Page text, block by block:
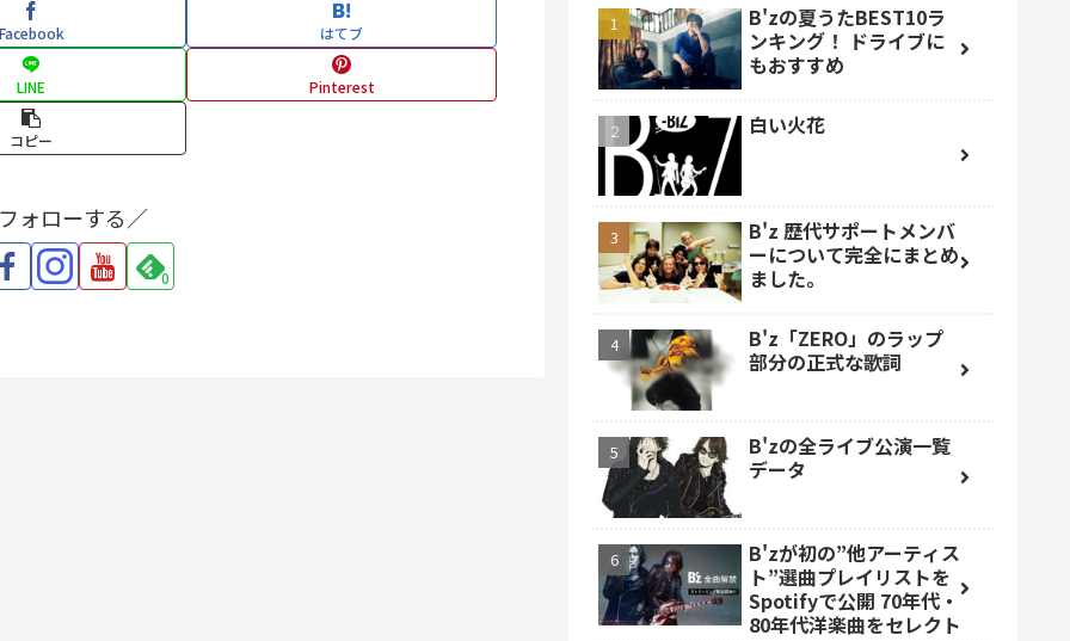
はてブ
LINE Pinterest
コピー
ォローする／
0
B'zの夏うたBEST10ラ
ンキング！ ドライブに
もおすすめ
白い火花
B'z 歴代サポートメンバ
ーについて完全にまとめ
ました。
B'z「ZERO」のラップ
部分の正式な歌詞
B'zの全ライブ公演一覧
データ
B'zが初の”他アーティス
ト”選曲プレイリストを
Spotifyで公開 70年代・
80年代洋楽曲をセレクト